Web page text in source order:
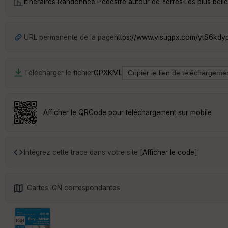
URL permanente de la pagehttps://www.visugpx.com/
Télécharger le fichierGPXKML
Afficher le QRCode pour téléchargement sur mobile
Intégrez cette trace dans votre site [Afficher le code]
Cartes IGN correspondantes